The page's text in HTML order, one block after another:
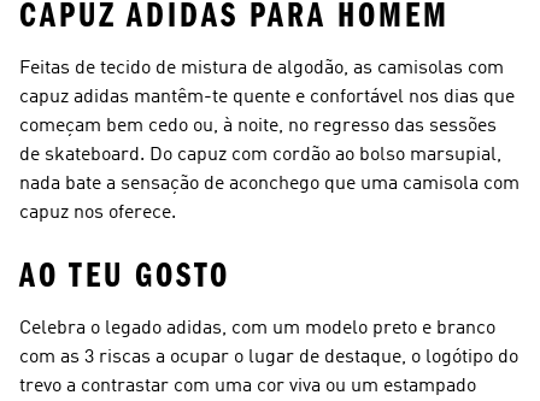
CAPUZ ADIDAS PARA HOMEM
Feitas de tecido de mistura de algodão, as camisolas com
capuz adidas mantêm-te quente e confortável nos dias que
começam bem cedo ou, à noite, no regresso das sessões
de skateboard. Do capuz com cordão ao bolso marsupial,
nada bate a sensação de aconchego que uma camisola com
capuz nos oferece.
AO TEU GOSTO
Celebra o legado adidas, com um modelo preto e branco
com as 3 riscas a ocupar o lugar de destaque, o logótipo do
trevo a contrastar com uma cor viva ou um estampado